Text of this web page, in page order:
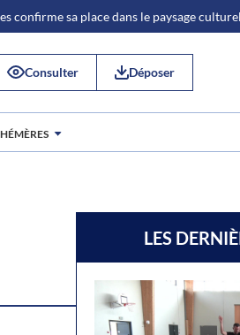
confirme sa place dans le paysage
Consulter Déposer
LES